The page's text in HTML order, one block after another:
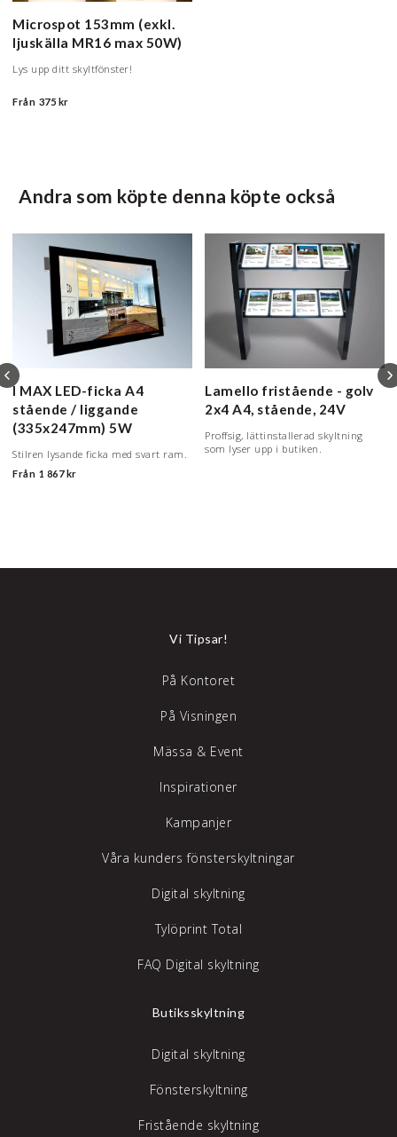
Microspot 153mm (exkl.
ljuskälla MR16 max 50W)
Lys upp ditt skyltfönster!
Från 375 kr
Andra som köpte denna köpte också
I MAX LED-ficka A4
stående / liggande
(335x247mm) 5W
Stilren lysande ficka med svart ram.
Från 1 867 kr
Lamello fristående - golv
2x4 A4, stående, 24V
Proffsig, lättinstallerad skyltning
som lyser upp i butiken.
Vi Tipsar!
På Kontoret
På Visningen
Mässa & Event
Inspirationer
Kampanjer
Våra kunders fönsterskyltningar
Digital skyltning
Tylöprint Total
FAQ Digital skyltning
Butiksskyltning
Digital skyltning
Fönsterskyltning
Fristående skyltning